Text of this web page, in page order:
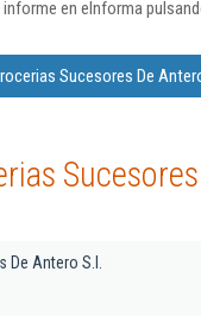
en eInforma
Sucesores De
Antero S.l.